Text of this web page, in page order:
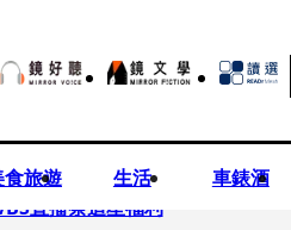
食旅遊 生活 車錶酒
直播祭追星福利